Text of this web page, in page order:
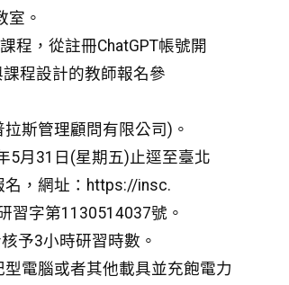
室。
程，從註冊ChatGPT帳號開
程設計的教師報名參
斯管理顧問有限公司)。
5月31日(星期五)止逕至臺北
，網址：https://insc.
習字第1130514037號。
予3小時研習時數。
電腦或者其他載具並充飽電力